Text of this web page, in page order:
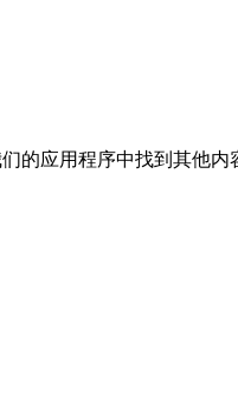
的应用程序中找到其他内